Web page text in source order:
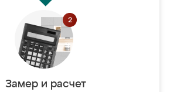
Замер и расчет